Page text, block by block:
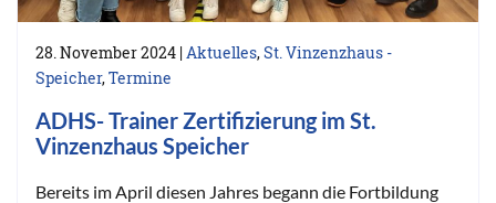
28. November 2024 | Aktuelles,St. Vinzenzhaus -
Speicher,Termine
ADHS- Trainer Zertifizierung im St.
Vinzenzhaus Speicher
Bereits im April diesen Jahres begann die Fortbildung